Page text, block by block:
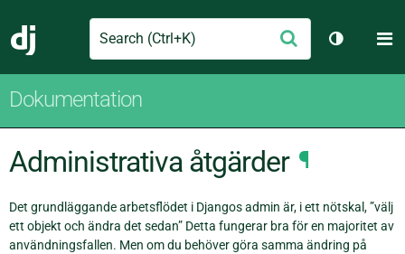
Django
Search Skicka
Växla
Dokumentation
Administrativa åtgärder ¶
Det grundläggande arbetsflödet i Djangos admin är, i ett nötskal, ”välj
ett objekt och ändra det sedan” Detta fungerar bra för en majoritet av
användningsfallen. Men om du behöver göra samma ändring på